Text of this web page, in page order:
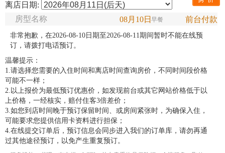
离店日期:
08月10日早餐 前台付款
房型名称
非常抱歉，在2026-08-10日期至2026-08-11期间暂时不能在线预
订，请拨打电话预订。
温馨提示：
1.请选择您需要的入住时间和离店时间查询房价，不同时间段价格
可能不一样；
2.以上报价为最低预订优惠价，如发现前台或其它网站价格低于以
上价格，一经核实，赔付住客3倍差价；
3.如您到店时间晚于预订保留时间、或房间紧张时，为确保入住，
可能要求您提供信用卡资料进行担保；
4.在线提交订单后，预订信息会同步进入我们的订单库，请勿再通
过其他途径预订，以免产生重复预订。